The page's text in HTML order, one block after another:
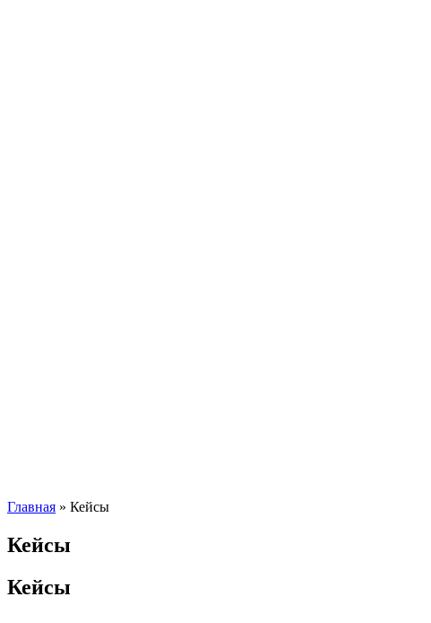
Главная » Кейсы
Кейсы
Кейсы